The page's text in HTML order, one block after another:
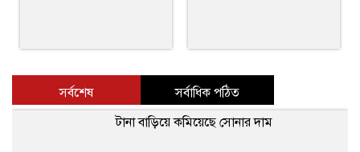
সর্বশেষ
সর্বাধিক পঠিত
টানা বাড়িয়ে কমিয়েছে সোনার দাম